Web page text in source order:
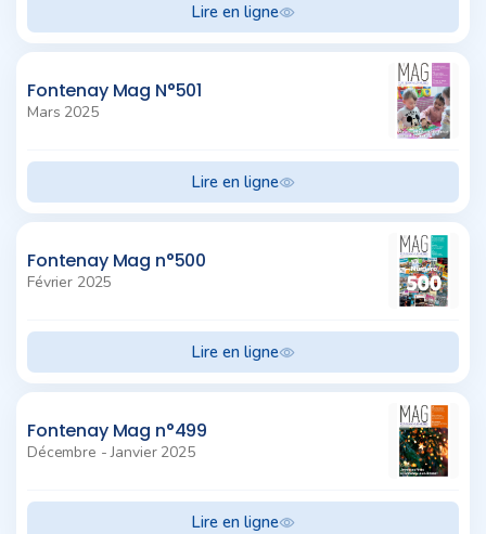
Lire en ligne
Fontenay Mag N°501
Mars 2025
Lire en ligne
Fontenay Mag n°500
Février 2025
Lire en ligne
Fontenay Mag n°499
Décembre - Janvier 2025
Lire en ligne